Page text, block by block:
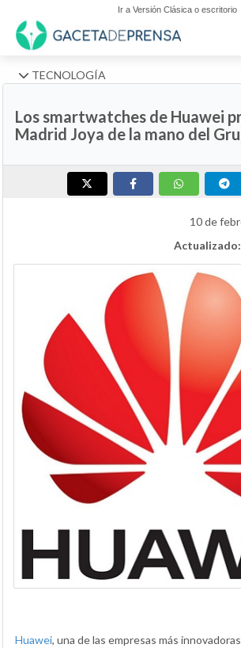
Ir a Versión Clásica o escritorio
TECNOLOGÍA
Los smartwatches de Huawei
Madrid Joya de la mano del
10 de
Actualizado:
Huawei, una de las empresas más